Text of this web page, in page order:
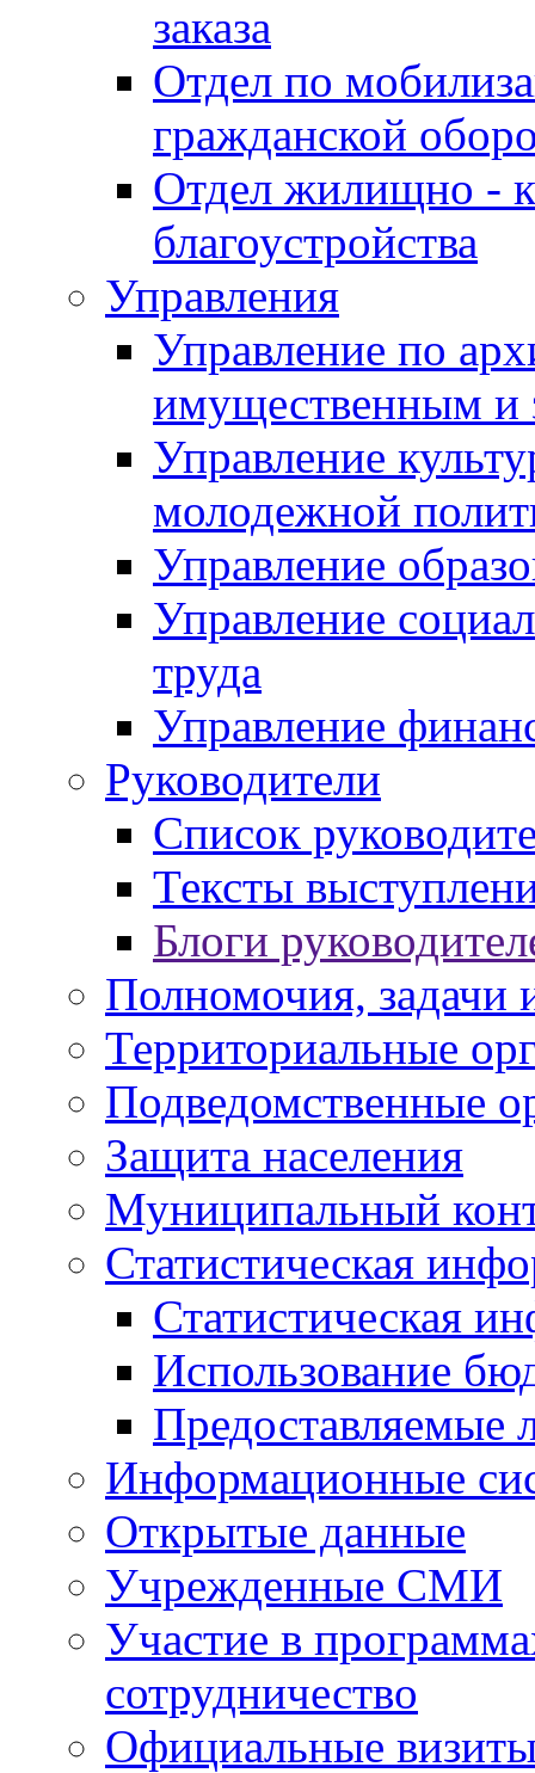
заказа
Отдел по
гражданской
Отдел жилищно -
благоустройства
Управления
Управление по
имущественным и
Управление
молодежной
Управление
Управление
труда
Управление
Руководители
Список
Тексты
Блоги
Полномочия, задачи
Территориальные
Подведомственные
Защита населения
Муниципальный
Статистическая
Статистическая
Использование
Предоставляемые
Информационные
Открытые данные
Учрежденные СМИ
Участие в
сотрудничество
Официальные